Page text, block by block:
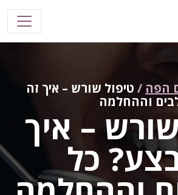
הפה / טיפול שורש – איך זה
וההחלמה
– איך
כל